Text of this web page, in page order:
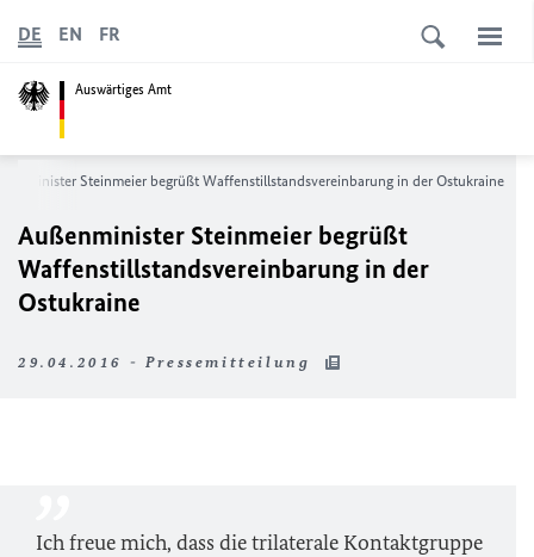
Auswärtiges Amt
DE EN FR
Steinmeier begrüßt Waffenstillstandsvereinbarung in der Ostukraine
Außenminister Steinmeier begrüßt
Waffenstillstandsvereinbarung in der
Ostukraine
29.04.2016 - Pressemitteilung
Ich freue mich, dass die trilaterale Kontaktgruppe